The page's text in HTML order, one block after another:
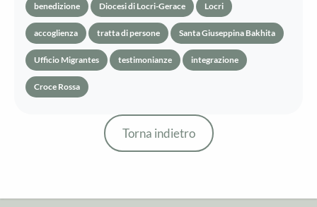
benedizione Diocesi di Locri-Gerace Locri
accoglienza tratta di persone Santa Giuseppina Bakhita
Ufficio Migrantes testimonianze integrazione
Croce Rossa
Torna indietro